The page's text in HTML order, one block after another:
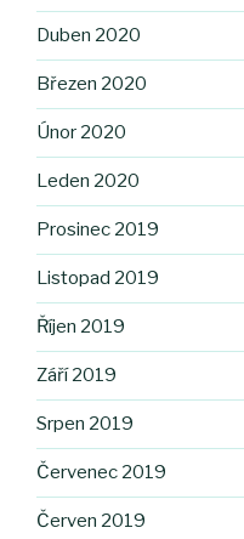
Duben 2020
Březen 2020
Únor 2020
Leden 2020
Prosinec 2019
Listopad 2019
Říjen 2019
Září 2019
Srpen 2019
Červenec 2019
Červen 2019